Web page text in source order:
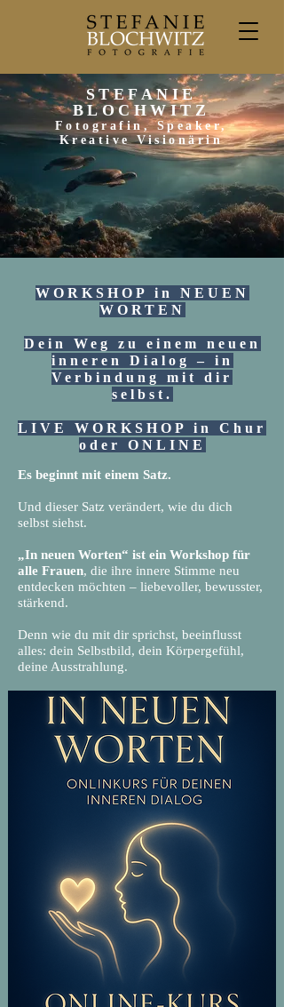
STEFANIE
BLOCHWITZ
Fotografin, Speaker,
Kreative Visionärin
WORKSHOP in NEUEN
WORTEN
Dein Weg zu einem neuen
inneren Dialog – in
Verbindung mit dir
selbst.
LIVE WORKSHOP in Chur
oder ONLINE
Es beginnt mit einem Satz.
Und dieser Satz verändert, wie du dich
selbst siehst.
„In neuen Worten“ ist ein Workshop für
alle Frauen, die ihre innere Stimme neu
entdecken möchten – liebevoller, bewusster,
stärkend.
Denn wie du mit dir sprichst, beeinflusst
alles: dein Selbstbild, dein Körpergefühl,
deine Ausstrahlung.